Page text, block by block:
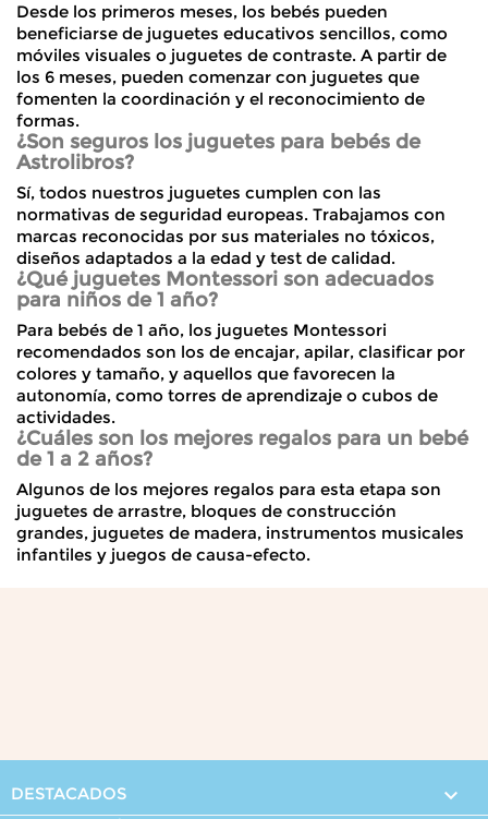
Desde los primeros meses, los bebés pueden
beneficiarse de juguetes educativos sencillos, como
móviles visuales o juguetes de contraste. A partir de
los 6 meses, pueden comenzar con juguetes que
fomenten la coordinación y el reconocimiento de
formas.
¿Son seguros los juguetes para bebés de
Astrolibros?
Sí, todos nuestros juguetes cumplen con las
normativas de seguridad europeas. Trabajamos con
marcas reconocidas por sus materiales no tóxicos,
diseños adaptados a la edad y test de calidad.
¿Qué juguetes Montessori son adecuados
para niños de 1 año?
Para bebés de 1 año, los juguetes Montessori
recomendados son los de encajar, apilar, clasificar por
colores y tamaño, y aquellos que favorecen la
autonomía, como torres de aprendizaje o cubos de
actividades.
¿Cuáles son los mejores regalos para un bebé
de 1 a 2 años?
Algunos de los mejores regalos para esta etapa son
juguetes de arrastre, bloques de construcción
grandes, juguetes de madera, instrumentos musicales
infantiles y juegos de causa-efecto.
DESTACADOS 